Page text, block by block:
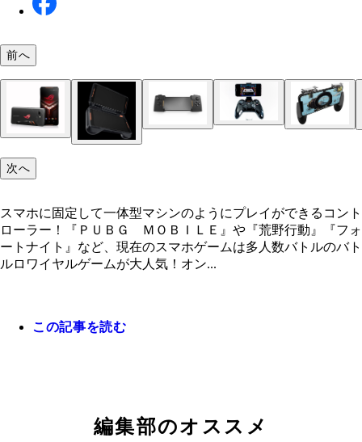
前へ
次へ
スマホに固定して一体型マシンのようにプレイができるコント
ローラー！『ＰＵＢＧ ＭＯＢＩＬＥ』や『荒野行動』『フォ
ートナイト』など、現在のスマホゲームは多人数バトルのバト
ルロワイヤルゲームが大人気！オン...
この記事を読む
編集部のオススメ